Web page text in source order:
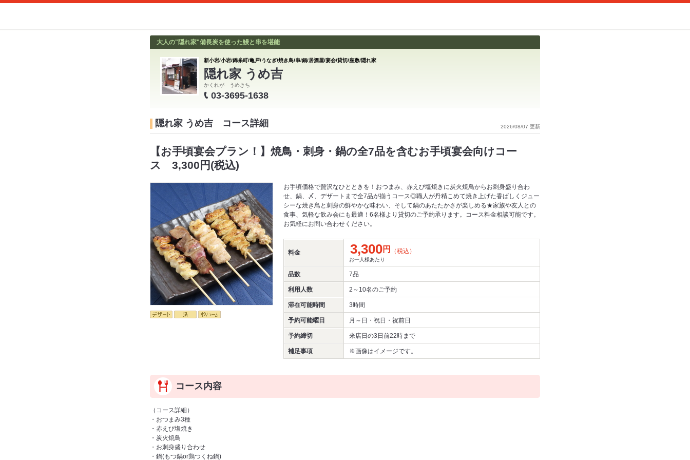
大人の"隠れ家"備長炭を使った鰻と串を堪能
新小岩/小岩/錦糸町/亀戸/うなぎ/焼き鳥/串/鍋/居酒屋/宴会/貸切/座敷/隠れ家
隠れ家 うめ吉
かくれが うめきち
03-3695-1638
2026/08/07 更新
隠れ家 うめ吉 コース詳細
【お手頃宴会プラン！】焼鳥・刺身・鍋の全7品を含むお手頃宴会向けコー
ス 3,300円(税込)
お手頃価格で贅沢なひとときを！おつまみ、赤えび塩焼きに炭火焼鳥からお刺身盛り合わ
せ、鍋、〆、デザートまで全7品が揃うコース◎職人が丹精こめて焼き上げた香ばしくジュー
シーな焼き鳥と刺身の鮮やかな味わい、そして鍋のあたたかさが楽しめる★家族や友人との
食事、気軽な飲み会にも最適！6名様より貸切のご予約承ります。コース料金相談可能です。
お気軽にお問い合わせください。
料金 3,300円 （税込）
お一人様あたり
品数 7品
利用人数 2～10名のご予約
滞在可能時間 3時間
予約可能曜日 月～日・祝日・祝前日
予約締切 来店日の3日前22時まで
補足事項 ※画像はイメージです。
コース内容
（コース詳細）
・おつまみ3種
・赤えび塩焼き
・炭火焼鳥
・お刺身盛り合わせ
・鍋(もつ鍋or鶏つくね鍋)